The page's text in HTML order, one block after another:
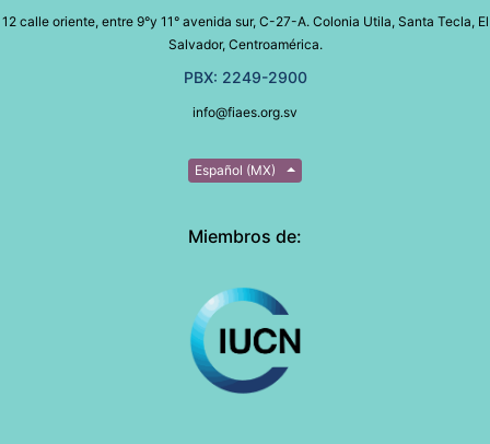
12 calle oriente, entre 9°y 11° avenida sur, C-27-A. Colonia Utila, Santa Tecla, El
Salvador, Centroamérica.
PBX: 2249-2900
info@fiaes.org.sv
Español (MX)
Miembros de: